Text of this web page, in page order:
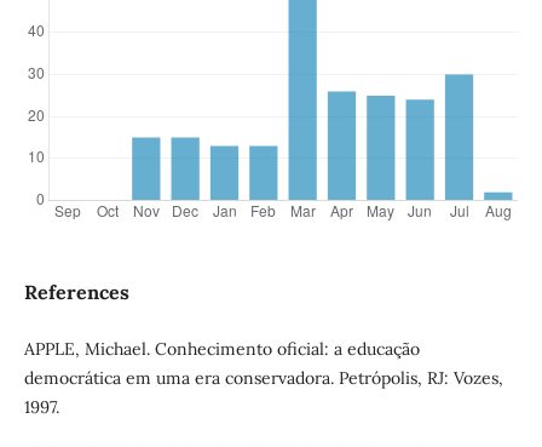
References
APPLE, Michael. Conhecimento oficial: a educação
democrática em uma era conservadora. Petrópolis, RJ: Vozes,
1997.